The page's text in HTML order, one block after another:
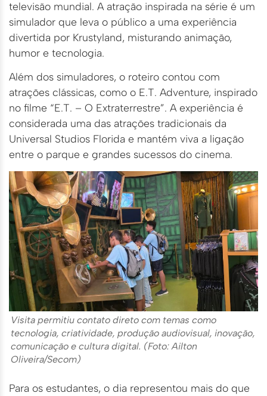
televisão mundial. A atração inspirada na série é um
simulador que leva o público a uma experiência
divertida por Krustyland, misturando animação,
humor e tecnologia.
Além dos simuladores, o roteiro contou com
atrações clássicas, como o E.T. Adventure, inspirado
no filme “E.T. – O Extraterrestre”. A experiência é
considerada uma das atrações tradicionais da
Universal Studios Florida e mantém viva a ligação
entre o parque e grandes sucessos do cinema.
Visita permitiu contato direto com temas como
tecnologia, criatividade, produção audiovisual, inovação,
comunicação e cultura digital. (Foto: Ailton
Oliveira/Secom)
Para os estudantes, o dia representou mais do que